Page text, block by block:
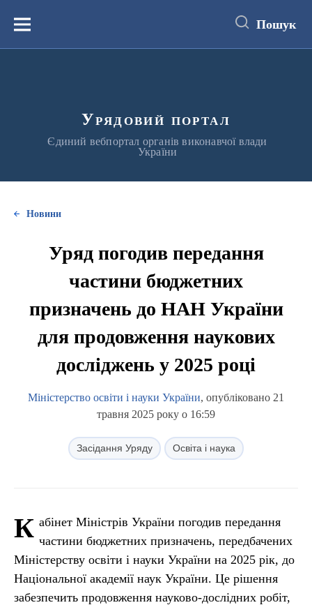
вмістуМеню Пошук
Урядовий портал
Єдиний вебпортал органів виконавчої влади
України
Новини
Уряд погодив передання
частини бюджетних
призначень до НАН України
для продовження наукових
досліджень у 2025 році
Міністерство освіти і науки України, опубліковано 21
травня 2025 року о 16:59
Засідання Уряду Освіта і наука
К абінет Міністрів України погодив передання
частини бюджетних призначень, передбачених
Міністерству освіти і науки України на 2025 рік, до
Національної академії наук України. Це рішення
забезпечить продовження науково-дослідних робіт,